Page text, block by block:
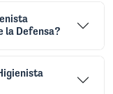
la Defensa?